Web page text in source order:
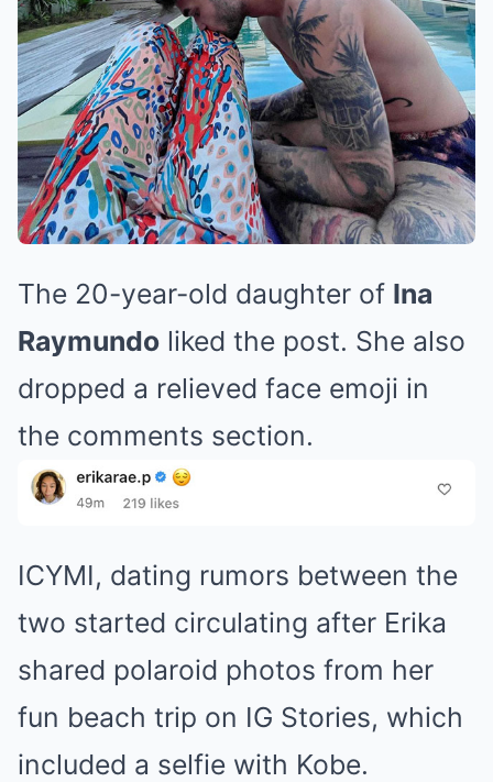
The 20-year-old daughter of Ina
Raymundo liked the post. She also
dropped a relieved face emoji in
the comments section.
ICYMI, dating rumors between the
two started circulating after Erika
shared polaroid photos from her
fun beach trip on IG Stories, which
included a selfie with Kobe.